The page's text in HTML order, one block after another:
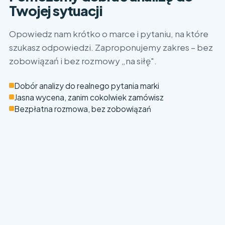
Twojej sytuacji
Opowiedz nam krótko o marce i pytaniu, na które
szukasz odpowiedzi. Zaproponujemy zakres – bez
zobowiązań i bez rozmowy „na siłę".
Dobór analizy do realnego pytania marki
Jasna wycena, zanim cokolwiek zamówisz
Bezpłatna rozmowa, bez zobowiązań